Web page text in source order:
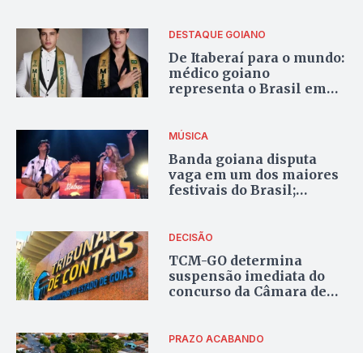
DESTAQUE GOIANO
De Itaberaí para o mundo:
médico goiano
representa o Brasil em
MÚSICA
Banda goiana disputa
vaga em um dos maiores
festivais do Brasil;
DECISÃO
TCM-GO determina
suspensão imediata do
concurso da Câmara de
PRAZO ACABANDO